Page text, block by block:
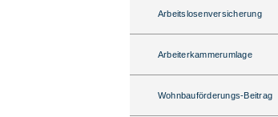
Arbeitslosenversicherung
Arbeiterkammerumlage
Wohnbauförderungs-Beitrag